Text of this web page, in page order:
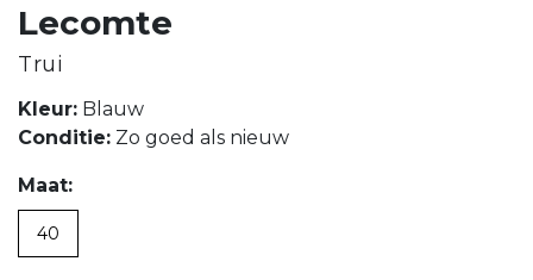
Lecomte
Trui
Kleur: Blauw
Conditie: Zo goed als nieuw
Maat:
40